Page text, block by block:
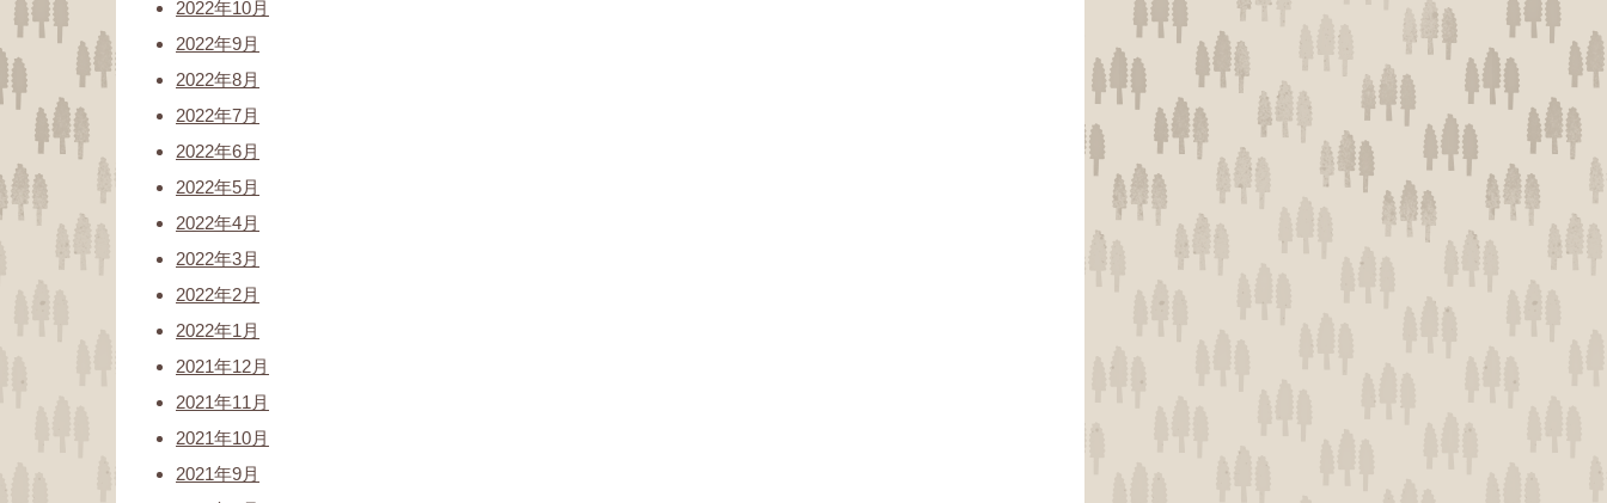
2022年10月
2022年9月
2022年8月
2022年7月
2022年6月
2022年5月
2022年4月
2022年3月
2022年2月
2022年1月
2021年12月
2021年11月
2021年10月
2021年9月